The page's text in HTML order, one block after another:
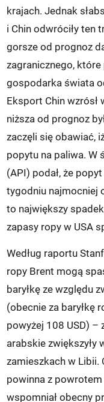
krajach. Jednak
i Chin odwróciły ten
gorsze od prognoz
zagranicznego,
gospodarka świata
Eksport Chin wzrósł
niższa od prognoz
zaczęli się obawiać,
popytu na paliwa. W
(API) podał, że
tygodniu najmocniej
to największy
zapasy ropy w USA
Według raportu
ropy Brent mogą
baryłkę ze względu
(obecnie za baryłkę
powyżej 108 USD) –
arabskie zwiększyły
zamieszkach w Libii.
powinna z
wspomniał obecny